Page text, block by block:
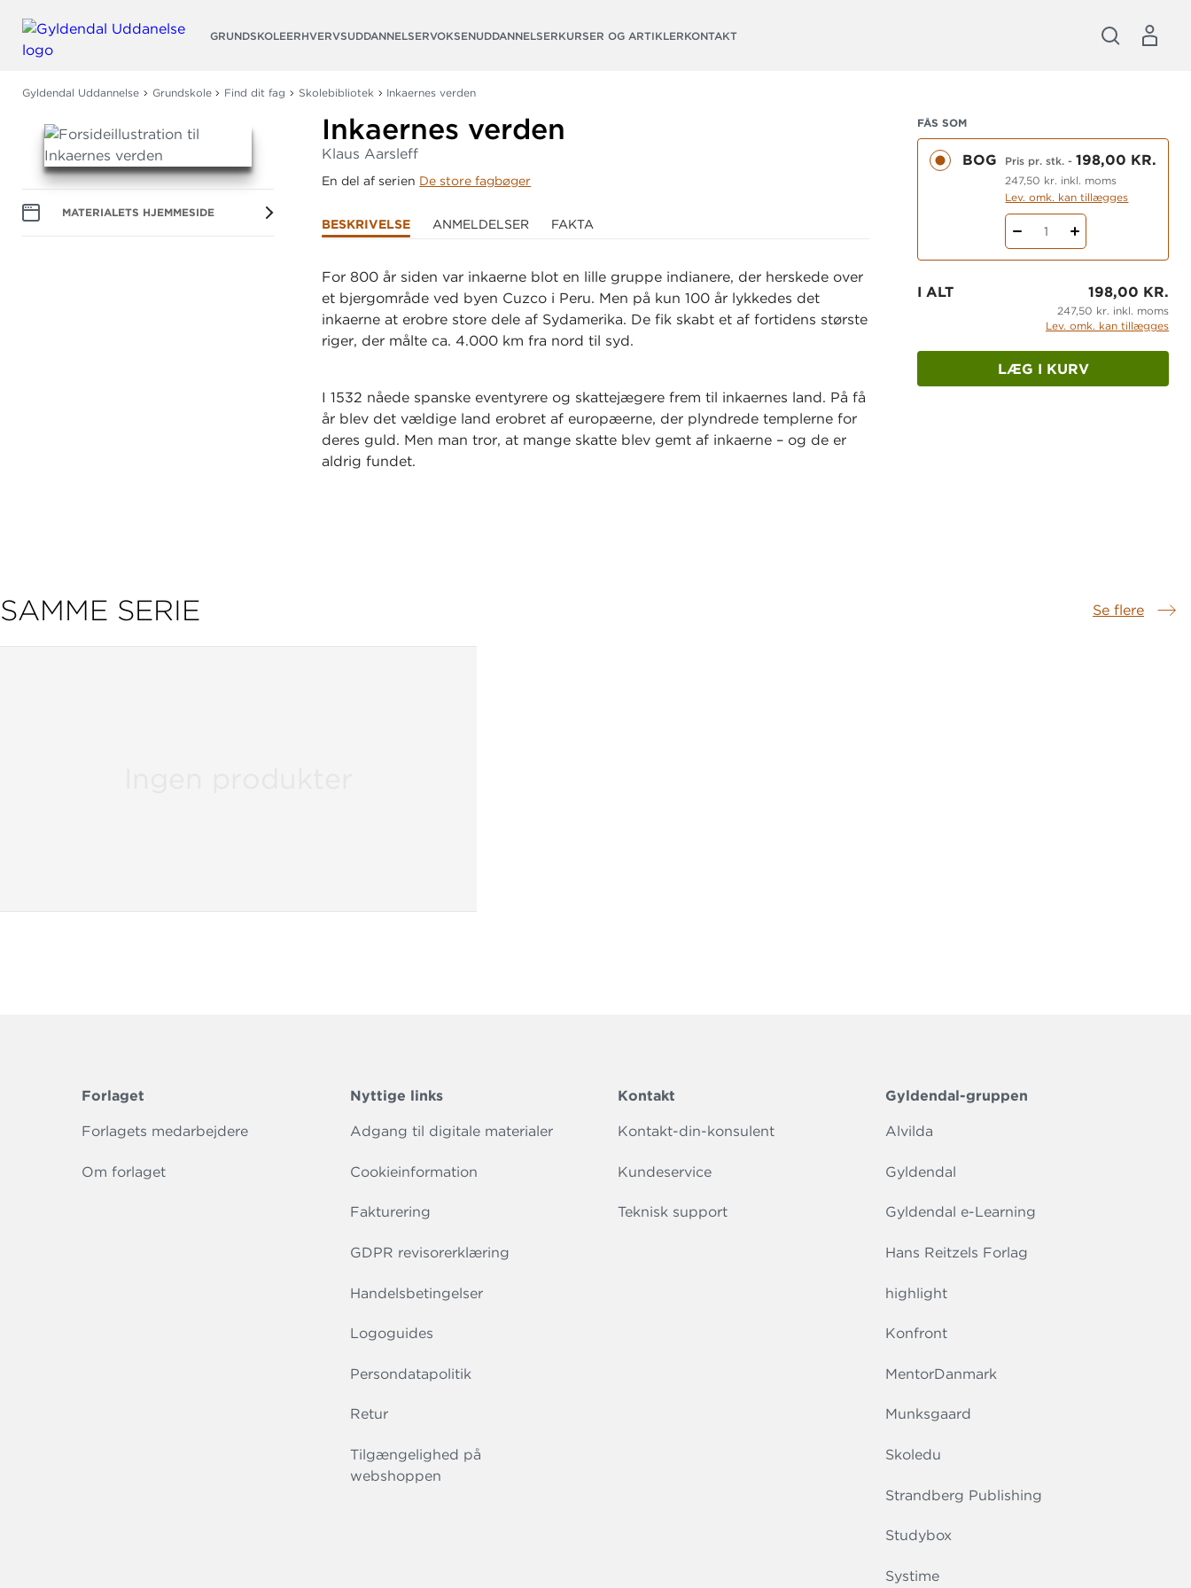
GRUNDSKOLEERHVERVSUDDANNELSERVOKSENUDDANNELSERKURSER OG ARTIKLERKONTAKT
Gyldendal Uddannelse Grundskole Find dit fag Skolebibliotek Inkaernes verden
MATERIALETS HJEMMESIDE
Inkaernes verden
Klaus Aarsleff
En del af serien De store fagbøger
BESKRIVELSE ANMELDELSER FAKTA
For 800 år siden var inkaerne blot en lille gruppe indianere, der herskede over
et bjergområde ved byen Cuzco i Peru. Men på kun 100 år lykkedes det
inkaerne at erobre store dele af Sydamerika. De fik skabt et af fortidens største
riger, der målte ca. 4.000 km fra nord til syd.
I 1532 nåede spanske eventyrere og skattejægere frem til inkaernes land. På få
år blev det vældige land erobret af europæerne, der plyndrede templerne for
deres guld. Men man tror, at mange skatte blev gemt af inkaerne – og de er
aldrig fundet.
FÅS SOM
BOG Pris pr. stk. -198,00 KR.
247,50 kr. inkl. moms
Lev. omk. kan tillægges
1
I ALT 198,00 KR.
247,50 kr. inkl. moms
Lev. omk. kan tillægges
LÆG I KURV
SAMME SERIE Se flere
Samme serie
Forlaget
Forlagets medarbejdere
Om forlaget
Nyttige links
Adgang til digitale materialer
Cookieinformation
Fakturering
GDPR revisorerklæring
Handelsbetingelser
Logoguides
Persondatapolitik
Retur
Tilgængelighed på
webshoppen
Kontakt
Kontakt-din-konsulent
Kundeservice
Teknisk support
Gyldendal-gruppen
Alvilda
Gyldendal
Gyldendal e-Learning
Hans Reitzels Forlag
highlight
Konfront
MentorDanmark
Munksgaard
Skoledu
Strandberg Publishing
Studybox
Systime